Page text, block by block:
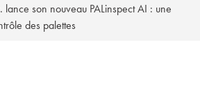
son nouveau PALinspect AI : une
des palettes